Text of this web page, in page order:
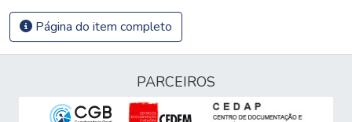
Página do item completo
PARCEIROS